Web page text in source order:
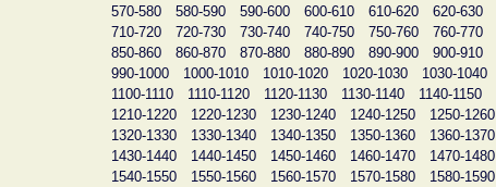
570-580
580-590 590-600 600-610 610-620 620-630
710-720
720-730 730-740 740-750 750-760 760-770
850-860
860-870 870-880 880-890 890-900 900-910
990-1000
1000-1010 1010-1020 1020-1030 1030-1040
1100-1110
1110-1120 1120-1130 1130-1140 1140-1150
1210-1220
1220-1230 1230-1240 1240-1250 1250-1260
1320-1330
1330-1340 1340-1350 1350-1360 1360-1370
1430-1440
1440-1450 1450-1460 1460-1470 1470-1480
1540-1550
1550-1560 1560-1570 1570-1580 1580-1590